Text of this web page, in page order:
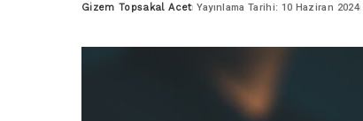
Posted
Gizem Topsakal Acet Yayınlama Tarihi: 10 Haziran 2024